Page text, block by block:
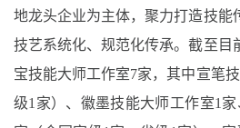
地龙头企业为主体，聚力打造技能
技艺系统化、规范化传承。截至目
宝技能大师工作室7家，其中宣笔
级1家）、徽墨技能大师工作室1